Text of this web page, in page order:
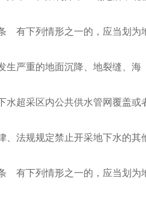
有下列情形之一的，应当划为
生严重的地面沉降、地裂缝、
水超采区内公共供水管网覆盖
、法规规定禁止开采地下水的其
有下列情形之一的，应当划为